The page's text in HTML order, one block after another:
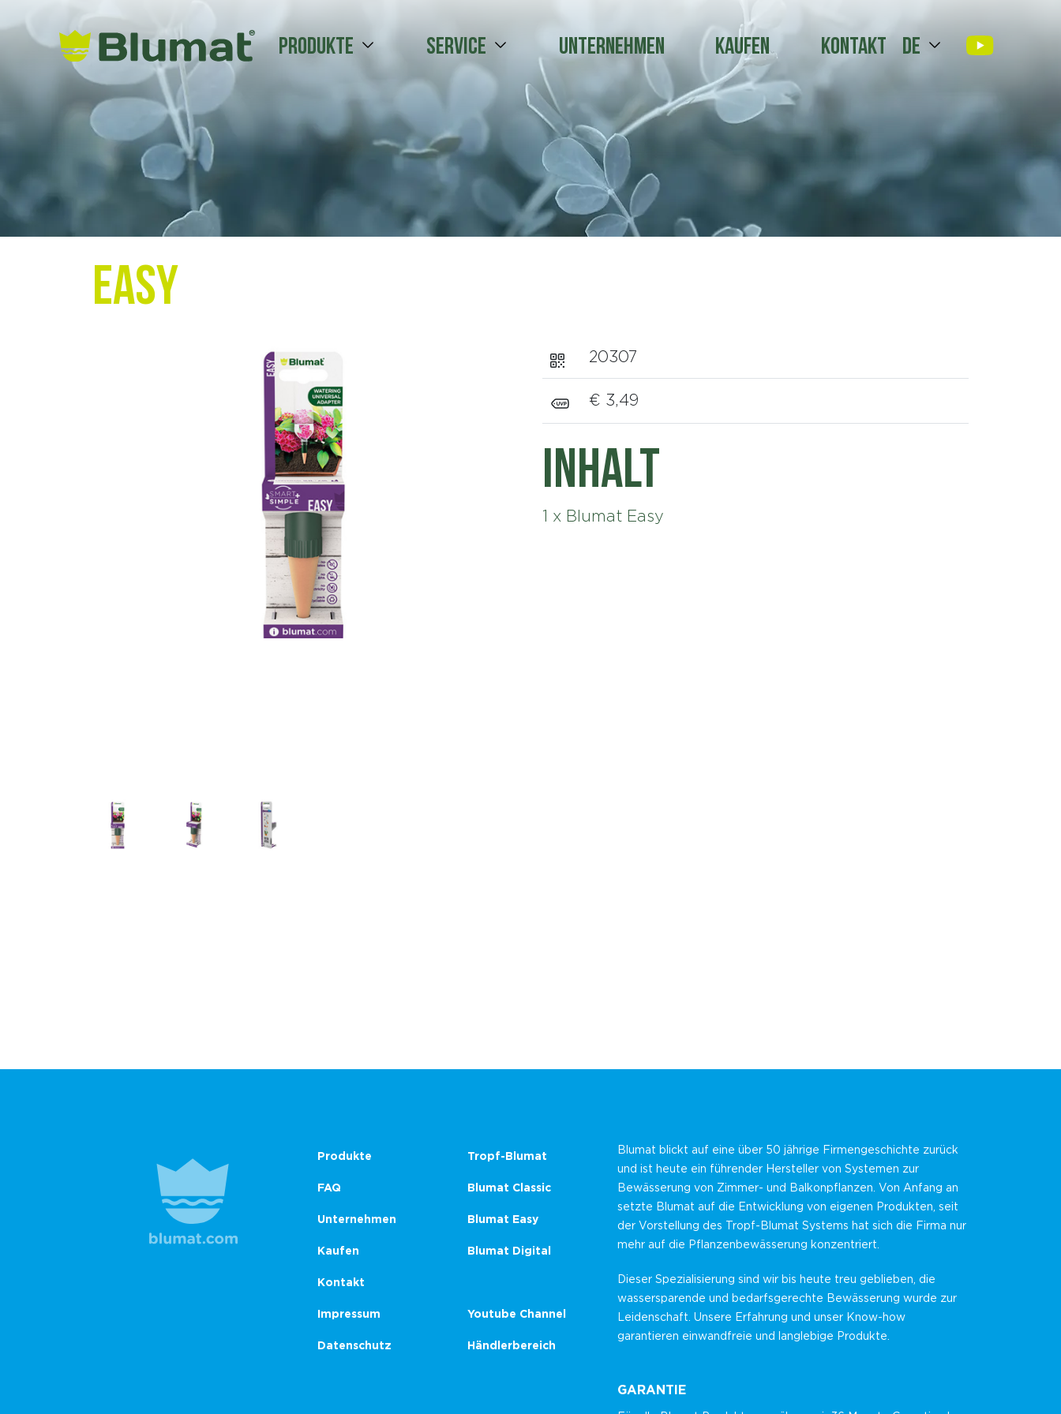
Produkte Service Unternehmen Kaufen Kontakt de
Easy
20307
€ 3,49
Inhalt
1 x Blumat Easy
Produkte
FAQ
Unternehmen
Kaufen
Kontakt
Impressum
Datenschutz
Tropf-Blumat
Blumat Classic
Blumat Easy
Blumat Digital
Youtube Channel
Händlerbereich
Blumat blickt auf eine über 50 jährige Firmengeschichte zurück
und ist heute ein führender Hersteller von Systemen zur
Bewässerung von Zimmer- und Balkonpflanzen. Von Anfang an
setzte Blumat auf die Entwicklung von eigenen Produkten, seit
der Vorstellung des Tropf-Blumat Systems hat sich die Firma nur
mehr auf die Pflanzenbewässerung konzentriert.
Dieser Spezialisierung sind wir bis heute treu geblieben, die
wassersparende und bedarfsgerechte Bewässerung wurde zur
Leidenschaft. Unsere Erfahrung und unser Know-how
garantieren einwandfreie und langlebige Produkte.
GARANTIE